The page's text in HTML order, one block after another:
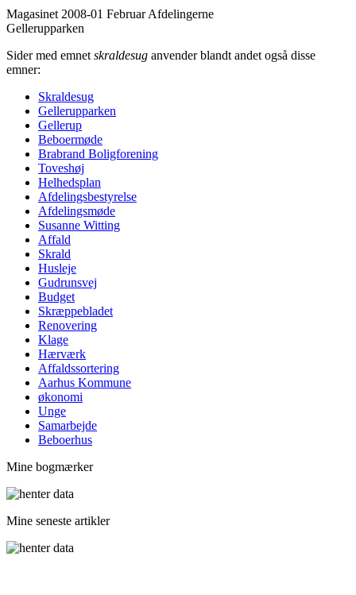
Magasinet 2008-01 Februar Afdelingerne
Gellerupparken
Sider med emnet skraldesug anvender blandt andet også disse
emner:
Skraldesug
Gellerup­parken
Gellerup
Beboer­møde
Brabrand Bolig­forening
Toveshøj
Helheds­plan
Afdelings­bestyrelse
Afdelings­møde
Susanne Witting
Affald
Skrald
Husleje
Gudrunsvej
Budget
Skræppe­bladet
Renove­ring
Klage
Hærværk
Affaldssortering
Aarhus Kommune
økonomi
Unge
Samarbejde
Beboerhus
Mine bogmærker
Mine seneste artikler